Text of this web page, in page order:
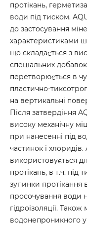
протікань,
води під тиском.
до застосування
характеристиками
що складається з
спеціальних
перетворюється в
пластично-
на вертикальні
Після затвердіння
високу механічну
при нанесенні під
частинок і хлоридів.
використовується
протікань, в т.ч. під
зупинки
просочування води
гідроізоляції.
водонепроникного